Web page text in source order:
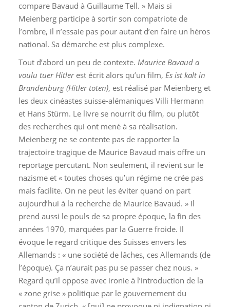
compare Bavaud à Guillaume Tell. » Mais si
Meienberg participe à sortir son compatriote de
l’ombre, il n’essaie pas pour autant d’en faire un héros
national. Sa démarche est plus complexe.
Tout d’abord un peu de contexte. Maurice Bavaud a
voulu tuer Hitlerest écrit alors qu’un film, Es ist kalt in
Brandenburg (Hitler töten), est réalisé par Meienberg et
les deux cinéastes suisse-alémaniques Villi Hermann
et Hans Stürm. Le livre se nourrit du film, ou plutôt
des recherches qui ont mené à sa réalisation.
Meienberg ne se contente pas de rapporter la
trajectoire tragique de Maurice Bavaud mais offre un
reportage percutant. Non seulement, il revient sur le
nazisme et « toutes choses qu’un régime ne crée pas
mais facilite. On ne peut les éviter quand on part
aujourd’hui à la recherche de Maurice Bavaud. » Il
prend aussi le pouls de sa propre époque, la fin des
années 1970, marquées par la Guerre froide. Il
évoque le regard critique des Suisses envers les
Allemands : « une société de lâches, ces Allemands (de
l’époque). Ça n’aurait pas pu se passer chez nous. »
Regard qu’il oppose avec ironie à l’introduction de la
« zone grise » politique par le gouvernement du